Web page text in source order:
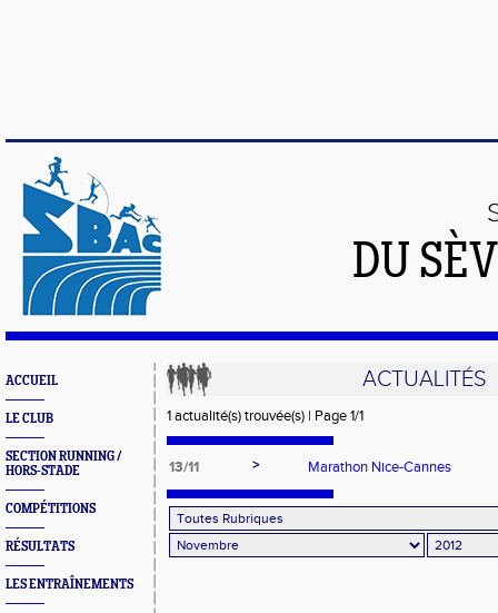
DU
ACCUEIL
LE CLUB
SECTION RUNNING /
HORS-STADE
COMPÉTITIONS
RÉSULTATS
LES ENTRAÎNEMENTS
ACTUALITÉS
1 actualité(s) trouvée(s) | Page 1/1
13/11 > Marathon Nice-Cannes